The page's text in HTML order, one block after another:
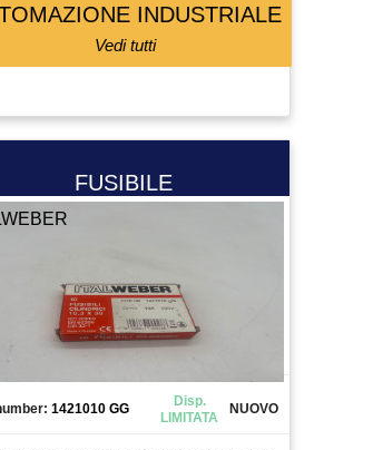
INDUSTRIALE
Vedi tutti
FUSIBILE
1421010 GG
Disp.
LIMITATA
NUOVO